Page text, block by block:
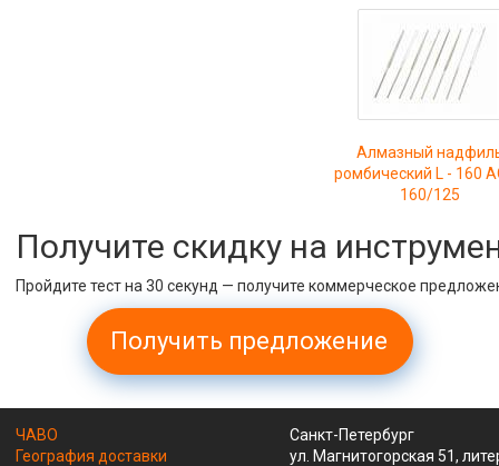
Алмазный
ромбический L - 160
160/125
Получите скидку на
Пройдите тест на 30 секунд — получите коммерческое
Получить предложение
ЧАВО
География доставки
Санкт-Петербург
ул. Магнитогорская 51,